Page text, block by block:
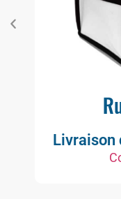
Livraison